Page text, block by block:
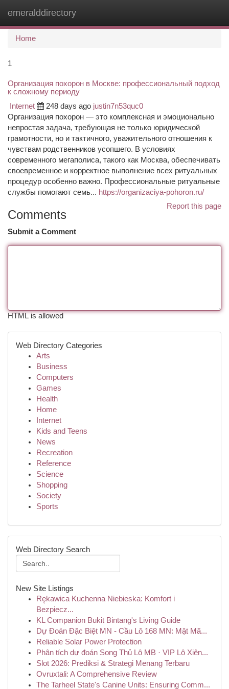
emeralddirectory
Home
1
Организация похорон в Москве: профессиональный подход
к сложному периоду
Internet 248 days ago justin7n53quc0
Организация похорон — это комплексная и эмоционально
непростая задача, требующая не только юридической
грамотности, но и тактичного, уважительного отношения к
чувствам родственников усопшего. В условиях
современного мегаполиса, такого как Москва, обеспечивать
своевременное и корректное выполнение всех ритуальных
процедур особенно важно. Профессиональные ритуальные
службы помогают семь... https://organizaciya-pohoron.ru/
Report this page
Comments
Submit a Comment
HTML is allowed
Web Directory Categories
Arts
Business
Computers
Games
Health
Home
Internet
Kids and Teens
News
Recreation
Reference
Science
Shopping
Society
Sports
Web Directory Search
New Site Listings
Rękawica Kuchenna Niebieska: Komfort i
Bezpiecz...
KL Companion Bukit Bintang's Living Guide
Dự Đoán Đặc Biệt MN - Cầu Lô 168 MN: Mật Mã...
Reliable Solar Power Protection
Phân tích dự đoán Song Thủ Lô MB · VIP Lô Xiên...
Slot 2026: Prediksi & Strategi Menang Terbaru
Ovruxtali: A Comprehensive Review
The Tarheel State's Canine Units: Ensuring Comm...